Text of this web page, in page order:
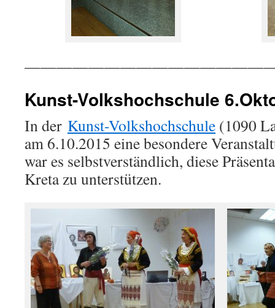
Kunst-Volkshochschule
In der Kunst-Volkshochschule (1090
am 6.10.2015 eine besondere
war es selbstverständlich, diese
Kreta zu unterstützen.